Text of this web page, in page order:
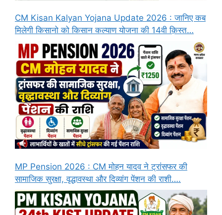
CM Kisan Kalyan Yojana Update 2026 : जानिए कब
मिलेगी किसानो को किसान कल्याण योजना की 14वी क़िस्त…
MP Pension 2026 : CM मोहन यादव ने ट्रांसफर की
सामाजिक सुरक्षा, वृद्धावस्था और दिव्यांग पेंशन की राशी….